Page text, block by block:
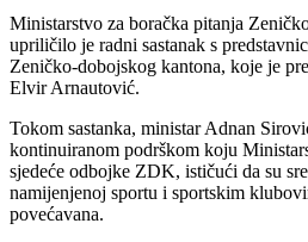
Ministarstvo za boračka pitanja
upriličilo je radni sastanak s
Zeničko-dobojskog kantona, koje je
Elvir Arnautović.
Tokom sastanka, ministar Adnan
kontinuiranom podrškom koju
sjedeće odbojke ZDK, ističući da su
namijenjenoj sportu i sportskim
povećavana.